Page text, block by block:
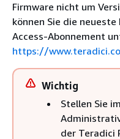
Firmware nicht um
können Sie die
Access-Abonnement
https://
Wichtig
Stellen Sie
der Teradici